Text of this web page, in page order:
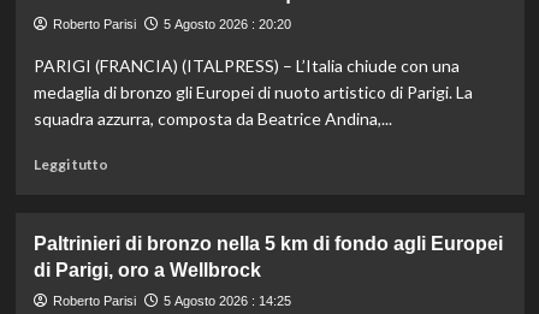
per
al
Masters
1000
due
set
Roberto Parisi 5 Agosto 2026 : 20:20
PARIGI (FRANCIA) (ITALPRESS) – L’Italia chiude con una
medaglia di bronzo gli Europei di nuoto artistico di Parigi. La
squadra azzurra, composta da Beatrice Andina,...
Leggi tuttoLeggi
Nuoto
artistico,
l’Italia
Paltrinieri di bronzo nella 5 km di fondo agli Europei
di Parigi, oro a Wellbrock
Roberto Parisi 5 Agosto 2026 : 14:25